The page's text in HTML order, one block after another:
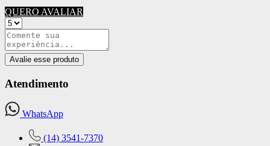
QUERO AVALIAR
Avalie esse produto
Atendimento
WhatsApp
(14) 3541-7370